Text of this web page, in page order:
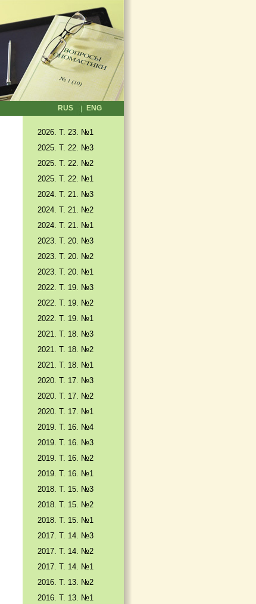
RUS ENG
2026. T. 23. №1
2025. T. 22. №3
2025. Т. 22. №2
2025. Т. 22. №1
2024. Т. 21. №3
2024. Т. 21. №2
2024. Т. 21. №1
2023. Т. 20. №3
2023. Т. 20. №2
2023. Т. 20. №1
2022. Т. 19. №3
2022. Т. 19. №2
2022. Т. 19. №1
2021. Т. 18. №3
2021. Т. 18. №2
2021. Т. 18. №1
2020. Т. 17. №3
2020. Т. 17. №2
2020. Т. 17. №1
2019. Т. 16. №4
2019. Т. 16. №3
2019. Т. 16. №2
2019. Т. 16. №1
2018. Т. 15. №3
2018. Т. 15. №2
2018. Т. 15. №1
2017. T. 14. №3
2017. T. 14. №2
2017. T. 14. №1
2016. T. 13. №2
2016. T. 13. №1